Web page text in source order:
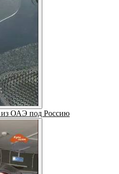
из ОАЭ под Россию